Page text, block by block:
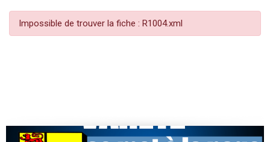
Impossible de trouver la fiche : R1004.xml